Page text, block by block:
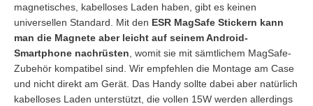
magnetisches, kabelloses Laden haben, gibt es keinen
universellen Standard. Mit den ESR MagSafe Stickern kann
man die Magnete aber leicht auf seinem Android-
Smartphone nachrüsten , womit sie mit sämtlichem MagSafe-
Zubehör kompatibel sind. Wir empfehlen die Montage am Case
und nicht direkt am Gerät. Das Handy sollte dabei aber natürlich
kabelloses Laden unterstützt, die vollen 15W werden allerdings